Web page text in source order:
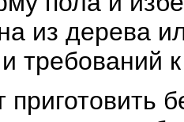
из дерева
требований
приготовить